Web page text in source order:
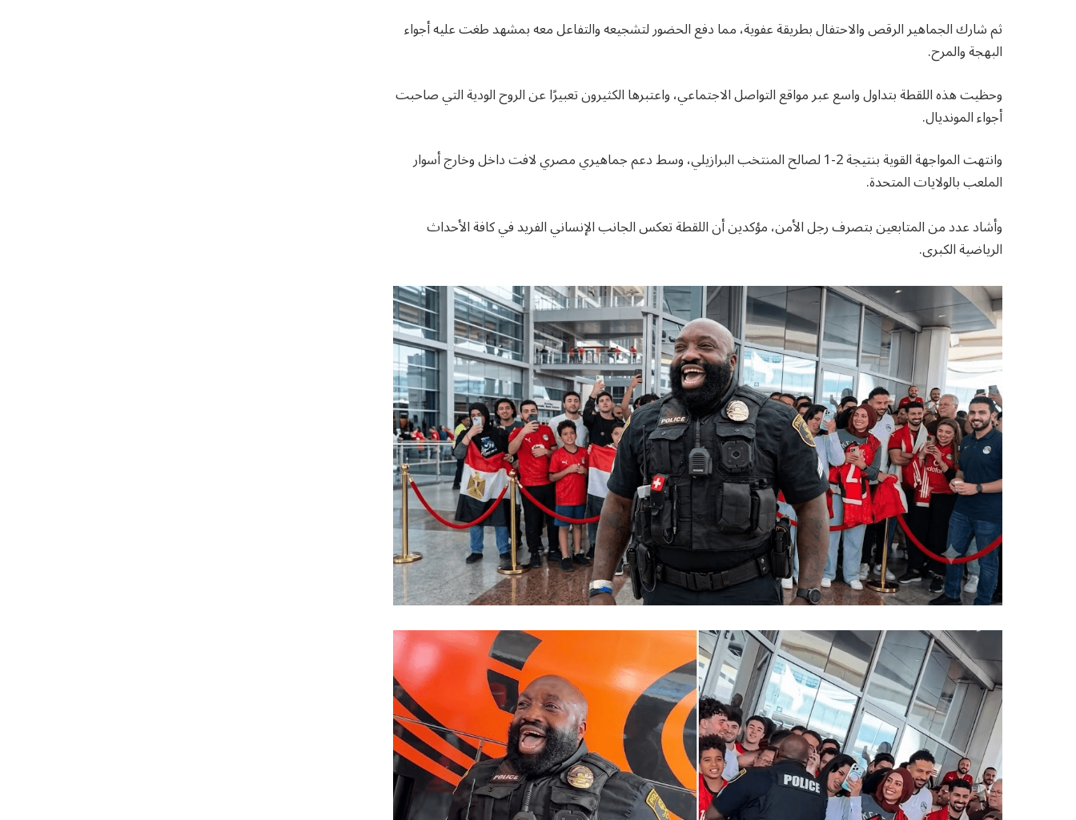
ثم شارك الجماهير الرقص والاحتفال بطريقة عفوية، مما دفع الحضور لتشجيعه والتفاعل معه بمشهد طغت عليه أجواء
البهجة والمرح.
وحظيت هذه اللقطة بتداول واسع عبر مواقع التواصل الاجتماعي، واعتبرها الكثيرون تعبيرًا عن الروح الودية التي صاحبت
أجواء المونديال.
وانتهت المواجهة القوية بنتيجة 2-1 لصالح المنتخب البرازيلي، وسط دعم جماهيري مصري لافت داخل وخارج أسوار
الملعب بالولايات المتحدة.
وأشاد عدد من المتابعين بتصرف رجل الأمن، مؤكدين أن اللقطة تعكس الجانب الإنساني الفريد في كافة الأحداث
الرياضية الكبرى.